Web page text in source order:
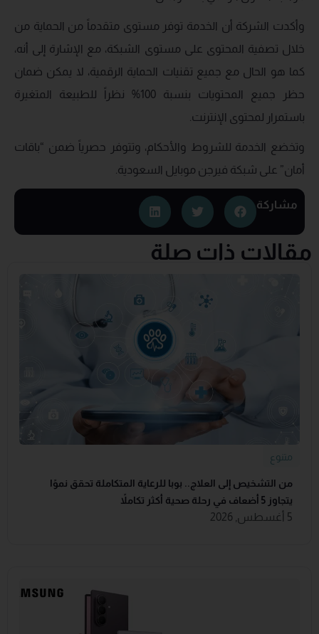
وأكدت الشركة أن الخدمة توفر مستوى متقدماً من الحماية من
خلال تصفية المحتوى على مستوى الشبكة، مع الإشارة إلى أنه،
كما هو الحال مع جميع تقنيات الحماية الرقمية، لا يمكن ضمان
حظر جميع المحتويات بنسبة 100% نظراً للطبيعة المتغيرة
باستمرار لمحتوى الإنترنت.
وتخضع الخدمة للشروط والأحكام، وتتوفر حصرياً ضمن “باقات
أمان” على شبكة فيرجن موبايل السعودية.
مشاركة
مقالات ذات صلة
متنوع
من التشخيص إلى العلاج.. بوبا للرعاية المتكاملة تحقق نموًا
يتجاوز 5 أضعاف في رحلة صحية أكثر تكاملاً
5 أغسطس, 2026